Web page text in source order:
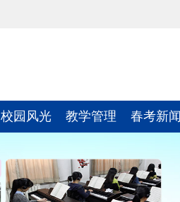
校园风光 教学管理 春考新闻